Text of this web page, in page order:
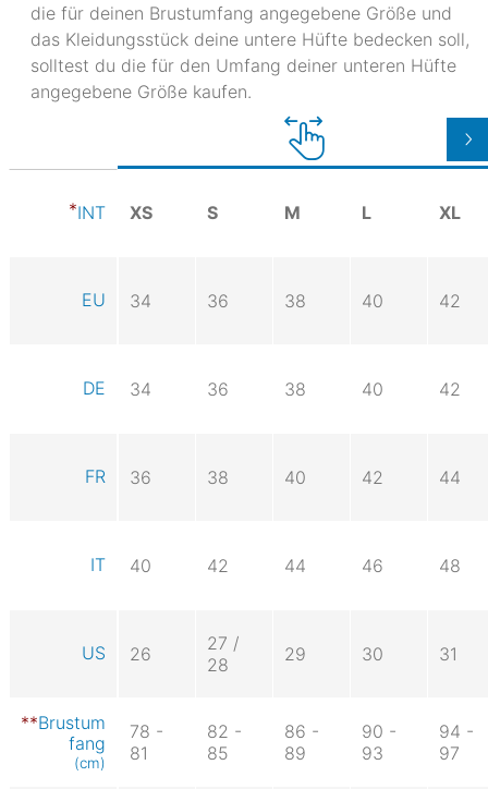
die für deinen Brustumfang angegebene Größe und
das Kleidungsstück deine untere Hüfte bedecken soll,
solltest du die für den Umfang deiner unteren Hüfte
angegebene Größe kaufen.
INT XS S M L XL
EU 34 36 38 40 42
DE 34 36 38 40 42
FR 36 38 40 42 44
IT 40 42 44 46 48
US 26
27 /
28
29 30 31
Brustum
fang
(cm)
78 -
81
82 -
85
86 -
89
90 -
93
94 -
97